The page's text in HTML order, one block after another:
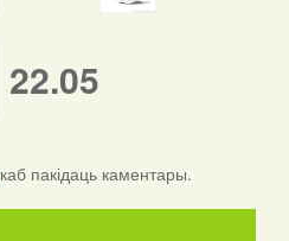
22.05
каб пакідаць каментары.